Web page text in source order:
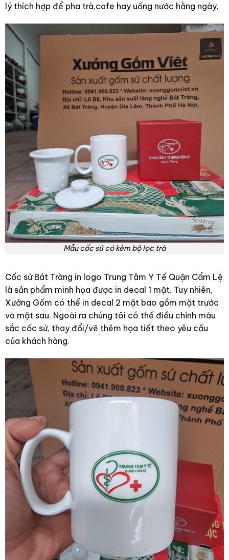
lý thích hợp để pha trà,cafe hay uống nước hằng ngày.
Mẫu cốc sứ có kèm bộ lọc trà
Cốc sứ Bát Tràng in logo Trung Tâm Y Tế Quận Cẩm Lệ
là sản phẩm minh họa được in decal 1 mặt. Tuy nhiên,
Xưởng Gốm có thể in decal 2 mặt bao gồm mặt trước
và mặt sau. Ngoài ra chúng tôi có thể điều chỉnh màu
sắc cốc sứ, thay đổi/vẽ thêm họa tiết theo yêu cầu
của khách hàng.